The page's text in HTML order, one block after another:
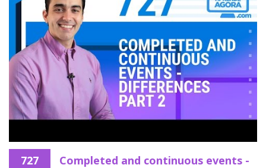
727
Completed and continuous events -